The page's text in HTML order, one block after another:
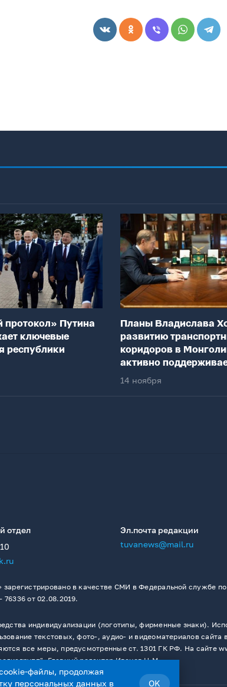
протокол» Путина
ключевые
республики
Планы Владислава
развитию
коридоров в
активно
федеральный центр
14 ноября
отдел
Эл.почта редакции
tuvanews@mail.ru
в качестве СМИ в Федеральной службе
от 02.08.2019.
индивидуализации (логотипы, фирменные знаки).
текстовых, фото-, аудио- и видеоматериалов
все меры, предусмотренные ст. 1301 ГК РФ. На сайте
Главный редактор Иванов Н.М.
файлы, продолжая
персональных данных в OK